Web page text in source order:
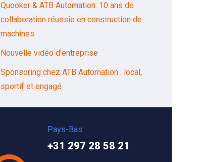
Quooker & ATB Automation: 10 ans de
collaboration réussie en construction de
machines
Nouvelle vidéo d’entreprise
Sponsoring chez ATB Automation : local,
sportif et engagé
Pays-Bas:
+31 297 28 58 21